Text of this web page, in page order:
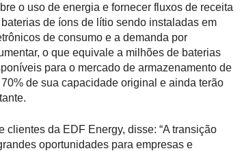
o uso de energia e fornecer fluxos de receita
de íons de lítio sendo instaladas em
de consumo e a demanda por
o que equivale a milhões de baterias
para o mercado de armazenamento de
de sua capacidade original e ainda terão
clientes da EDF Energy, disse: “A transição
oportunidades para empresas e